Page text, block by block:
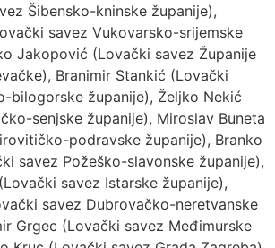
Šibensko-kninske županije),
savez Vukovarsko-srijemske
Jakopović (Lovački savez Županije
Branimir Stankić (Lovački
bilogorske županije), Željko Nekić
senjske županije), Miroslav Buneta
podravske županije), Branko
savez Požeško-slavonske županije),
savez Istarske županije),
savez Dubrovačko-neretvanske
Grgec (Lovački savez Međimurske